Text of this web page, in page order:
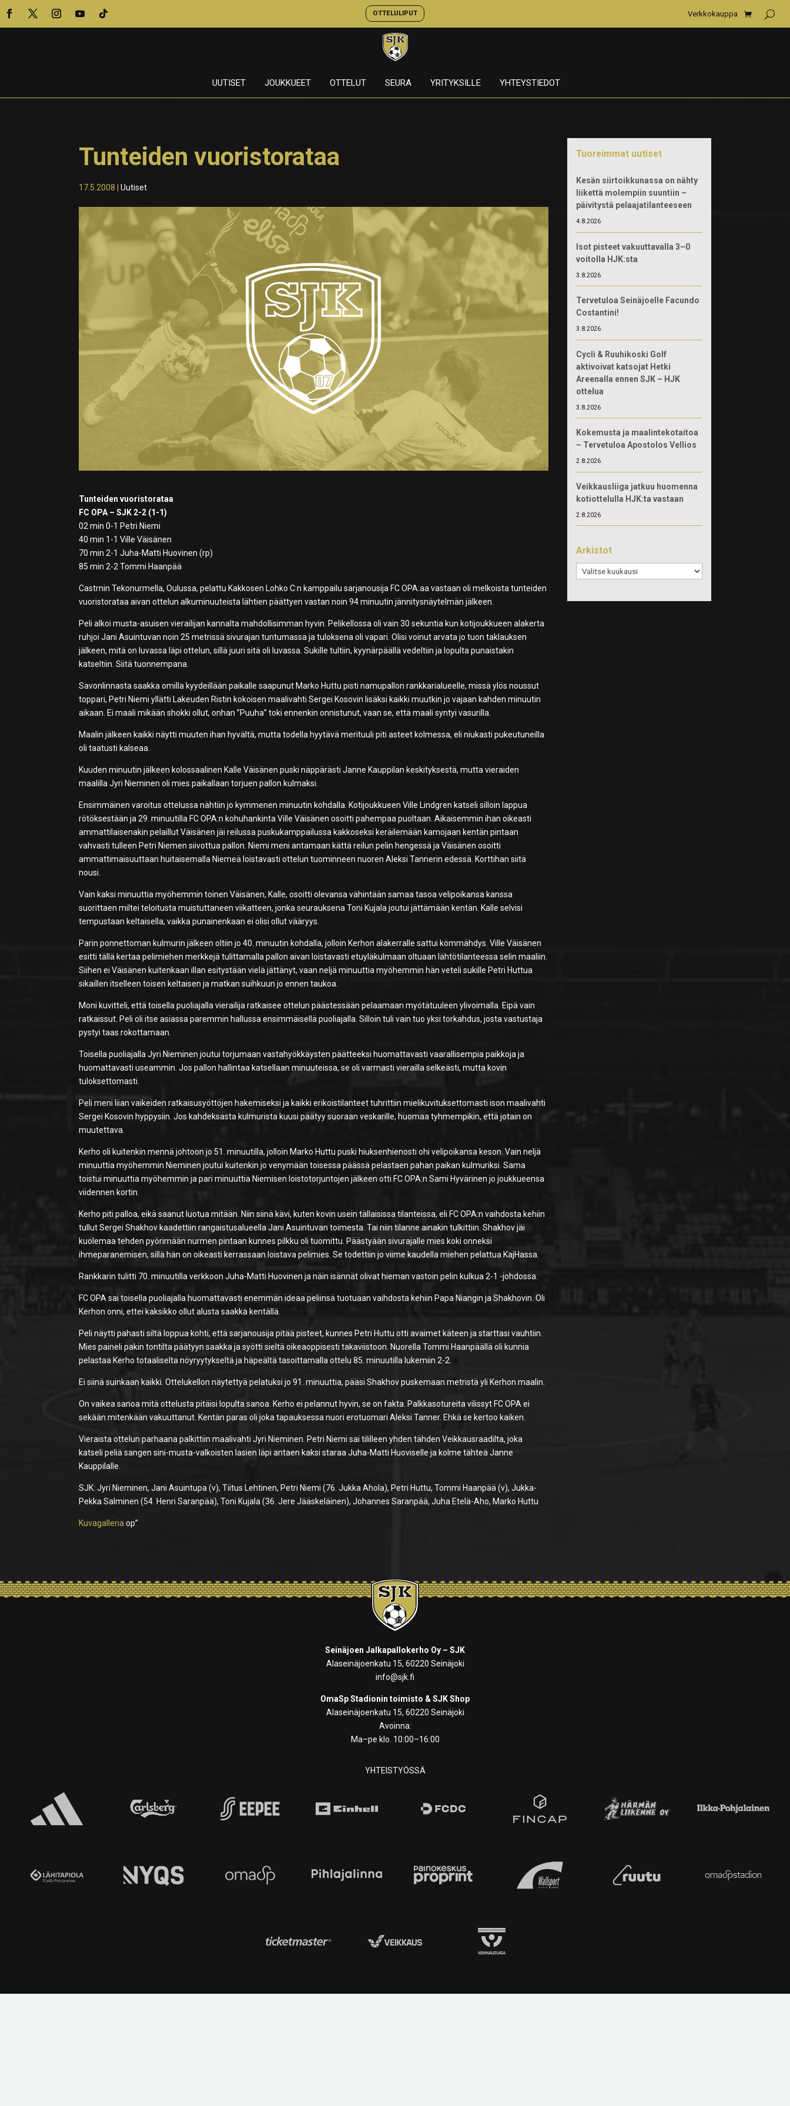
OTTELULIPUT Verkkokauppa
UUTISET JOUKKUEET OTTELUT SEURA YRITYKSILLE YHTEYSTIEDOT
Tunteiden vuoristorataa
17.5.2008 |Uutiset
Tunteiden vuoristorataa
FC OPA – SJK 2-2 (1-1)
02 min 0-1 Petri Niemi
40 min 1-1 Ville Väisänen
70 min 2-1 Juha-Matti Huovinen (rp)
85 min 2-2 Tommi Haanpää
Castrnin Tekonurmella, Oulussa, pelattu Kakkosen Lohko C:n kamppailu sarjanousija FC OPA:aa vastaan oli melkoista tunteiden
vuoristorataa aivan ottelun alkuminuuteista lähtien päättyen vastan noin 94 minuutin jännitysnäytelmän jälkeen.
Peli alkoi musta-asuisen vierailijan kannalta mahdollisimman hyvin. Pelikellossa oli vain 30 sekuntia kun kotijoukkueen alakerta
ruhjoi Jani Asuintuvan noin 25 metrissä sivurajan tuntumassa ja tuloksena oli vapari. Olisi voinut arvata jo tuon taklauksen
jälkeen, mitä on luvassa läpi ottelun, sillä juuri sitä oli luvassa. Sukille tultiin, kyynärpäällä vedeltiin ja lopulta punaistakin
katseltiin. Siitä tuonnempana.
Savonlinnasta saakka omilla kyydeillään paikalle saapunut Marko Huttu pisti namupallon rankkarialueelle, missä ylös noussut
toppari, Petri Niemi yllätti Lakeuden Ristin kokoisen maalivahti Sergei Kosovin lisäksi kaikki muutkin jo vajaan kahden minuutin
aikaan. Ei maali mikään shokki ollut, onhan ”Puuha” toki ennenkin onnistunut, vaan se, että maali syntyi vasurilla.
Maalin jälkeen kaikki näytti muuten ihan hyvältä, mutta todella hyytävä merituuli piti asteet kolmessa, eli niukasti pukeutuneilla
oli taatusti kalseaa.
Kuuden minuutin jälkeen kolossaalinen Kalle Väisänen puski näppärästi Janne Kauppilan keskityksestä, mutta vieraiden
maalilla Jyri Nieminen oli mies paikallaan torjuen pallon kulmaksi.
Ensimmäinen varoitus ottelussa nähtiin jo kymmenen minuutin kohdalla. Kotijoukkueen Ville Lindgren katseli silloin lappua
rötöksestään ja 29. minuutilla FC OPA:n kohuhankinta Ville Väisänen osoitti pahempaa puoltaan. Aikaisemmin ihan oikeasti
ammattilaisenakin pelaillut Väisänen jäi reilussa puskukamppailussa kakkoseksi keräilemään kamojaan kentän pintaan
vahvasti tulleen Petri Niemen siivottua pallon. Niemi meni antamaan kättä reilun pelin hengessä ja Väisänen osoitti
ammattimaisuuttaan huitaisemalla Niemeä loistavasti ottelun tuominneen nuoren Aleksi Tannerin edessä. Korttihan siitä
nousi.
Vain kaksi minuuttia myöhemmin toinen Väisänen, Kalle, osoitti olevansa vähintään samaa tasoa velipoikansa kanssa
suorittaen miltei teloitusta muistuttaneen viikatteen, jonka seurauksena Toni Kujala joutui jättämään kentän. Kalle selvisi
tempustaan keltaisella, vaikka punainenkaan ei olisi ollut vääryys.
Parin ponnettoman kulmurin jälkeen oltiin jo 40. minuutin kohdalla, jolloin Kerhon alakerralle sattui kömmähdys. Ville Väisänen
esitti tällä kertaa pelimiehen merkkejä tulittamalla pallon aivan loistavasti etuyläkulmaan oltuaan lähtötilanteessa selin maaliin.
Siihen ei Väisänen kuitenkaan illan esitystään vielä jättänyt, vaan neljä minuuttia myöhemmin hän veteli sukille Petri Huttua
sikaillen itselleen toisen keltaisen ja matkan suihkuun jo ennen taukoa.
Moni kuvitteli, että toisella puoliajalla vierailija ratkaisee ottelun päästessään pelaamaan myötätuuleen ylivoimalla. Eipä vain
ratkaissut. Peli oli itse asiassa paremmin hallussa ensimmäisellä puoliajalla. Silloin tuli vain tuo yksi torkahdus, josta vastustaja
pystyi taas rokottamaan.
Toisella puoliajalla Jyri Nieminen joutui torjumaan vastahyökkäysten päätteeksi huomattavasti vaarallisempia paikkoja ja
huomattavasti useammin. Jos pallon hallintaa katsellaan minuuteissa, se oli varmasti vierailla selkeästi, mutta kovin
tuloksettomasti.
Peli meni liian vaikeiden ratkaisusyöttöjen hakemiseksi ja kaikki erikoistilanteet tuhrittiin mielikuvituksettomasti ison maalivahti
Sergei Kosovin hyppysiin. Jos kahdeksasta kulmurista kuusi päätyy suoraan veskarille, huomaa tyhmempikin, että jotain on
muutettava.
Kerho oli kuitenkin mennä johtoon jo 51. minuutilla, jolloin Marko Huttu puski hiuksenhienosti ohi velipoikansa keson. Vain neljä
minuuttia myöhemmin Nieminen joutui kuitenkin jo venymään toisessa päässä pelastaen pahan paikan kulmuriksi. Sama
toistui minuuttia myöhemmin ja pari minuuttia Niemisen loistotorjuntojen jälkeen otti FC OPA:n Sami Hyvärinen jo joukkueensa
viidennen kortin.
Kerho piti palloa, eikä saanut luotua mitään. Niin siinä kävi, kuten kovin usein tällaisissa tilanteissa, eli FC OPA:n vaihdosta kehiin
tullut Sergei Shakhov kaadettiin rangaistusalueella Jani Asuintuvan toimesta. Tai niin tilanne ainakin tulkittiin. Shakhov jäi
kuolemaa tehden pyörimään nurmen pintaan kunnes pilkku oli tuomittu. Päästyään sivurajalle mies koki onneksi
ihmeparanemisen, sillä hän on oikeasti kerrassaan loistava pelimies. Se todettiin jo viime kaudella miehen pelattua KajHassa.
Rankkarin tulitti 70. minuutilla verkkoon Juha-Matti Huovinen ja näin isännät olivat hieman vastoin pelin kulkua 2-1 -johdossa.
FC OPA sai toisella puoliajalla huomattavasti enemmän ideaa peliinsä tuotuaan vaihdosta kehiin Papa Niangin ja Shakhovin. Oli
Kerhon onni, ettei kaksikko ollut alusta saakka kentällä.
Peli näytti pahasti siltä loppua kohti, että sarjanousija pitää pisteet, kunnes Petri Huttu otti avaimet käteen ja starttasi vauhtiin.
Mies paineli pakin tontilta päätyyn saakka ja syötti sieltä oikeaoppisesti takaviistoon. Nuorella Tommi Haanpäällä oli kunnia
pelastaa Kerho totaaliselta nöyryytykseltä ja häpeältä tasoittamalla ottelu 85. minuutilla lukemiin 2-2.
Ei siinä suinkaan kaikki. Ottelukellon näytettyä pelatuksi jo 91. minuuttia, pääsi Shakhov puskemaan metristä yli Kerhon maalin.
On vaikea sanoa mitä ottelusta pitäisi lopulta sanoa. Kerho ei pelannut hyvin, se on fakta. Palkkasotureita vilissyt FC OPA ei
sekään mitenkään vakuuttanut. Kentän paras oli joka tapauksessa nuori erotuomari Aleksi Tanner. Ehkä se kertoo kaiken.
Vieraista ottelun parhaana palkittiin maalivahti Jyri Nieminen. Petri Niemi sai tililleen yhden tähden Veikkausraadilta, joka
katseli peliä sangen sini-musta-valkoisten lasien läpi antaen kaksi staraa Juha-Matti Huoviselle ja kolme tähteä Janne
Kauppilalle.
SJK: Jyri Nieminen, Jani Asuintupa (v), Tiitus Lehtinen, Petri Niemi (76. Jukka Ahola), Petri Huttu, Tommi Haanpää (v), Jukka-
Pekka Salminen (54. Henri Saranpää), Toni Kujala (36. Jere Jääskeläinen), Johannes Saranpää, Juha Etelä-Aho, Marko Huttu
Kuvagalleriaop”
Tuoreimmat uutiset
Kesän siirtoikkunassa on nähty
liikettä molempiin suuntiin –
päivitystä pelaajatilanteeseen
4.8.2026
Isot pisteet vakuuttavalla 3–0
voitolla HJK:sta
3.8.2026
Tervetuloa Seinäjoelle Facundo
Costantini!
3.8.2026
Cycli & Ruuhikoski Golf
aktivoivat katsojat Hetki
Areenalla ennen SJK – HJK
ottelua
3.8.2026
Kokemusta ja maalintekotaitoa
– Tervetuloa Apostolos Vellios
2.8.2026
Veikkausliiga jatkuu huomenna
kotiottelulla HJK:ta vastaan
2.8.2026
Arkistot
Arkistot
Seinäjoen Jalkapallokerho Oy – SJK
Alaseinäjoenkatu 15, 60220 Seinäjoki
info@sjk.fi
OmaSp Stadionin toimisto & SJK Shop
Alaseinäjoenkatu 15, 60220 Seinäjoki
Avoinna:
Ma–pe klo. 10:00–16:00
YHTEISTYÖSSÄ